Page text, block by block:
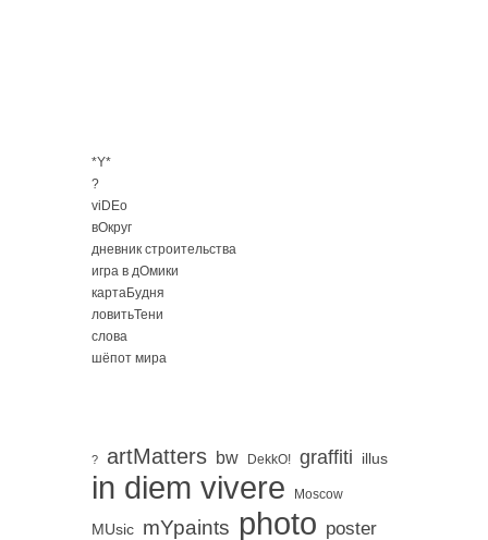
*Y*
?
viDEo
вОкруг
дневник строительства
игра в дОмики
картаБудня
ловитьТени
слова
шёпот мира
? artMatters bw DekkO! graffiti illus
in diem vivere Moscow
MUsic mYpaints photo poster